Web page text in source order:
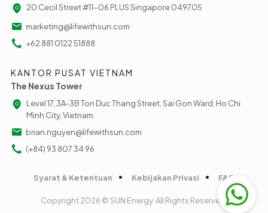
20 Cecil Street #11-06 PLUS Singapore 049705
marketing@lifewithsun.com
+62 881 0122 51888
KANTOR PUSAT VIETNAM
The Nexus Tower
Level 17, 3A-3B Ton Duc Thang Street, Sai Gon Ward, Ho Chi
Minh City, Vietnam.
brian.nguyen@lifewithsun.com
(+84) 93 807 34 96
Copyright 2026 © SUN Energy. All Rights Reserved.
Syarat & Ketentuan Kebijakan Privasi FAQ